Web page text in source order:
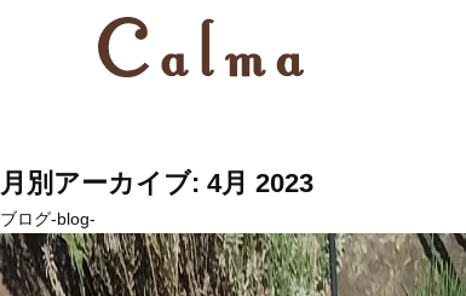
月別アーカイブ: 4月 2023
ブログ-blog-